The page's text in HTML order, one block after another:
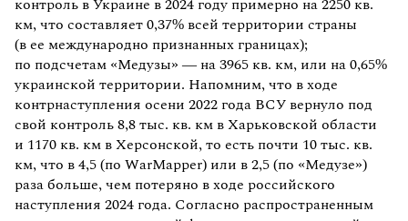
км, что составляет 0,37% всей территории страны
(в ее международно признанных границах);
по подсчетам «Медузы» — на 3965 кв. км, или на 0,65%
украинской территории. Напомним, что в ходе
контрнаступления осени 2022 года ВСУ вернуло под
свой контроль 8,8 тыс. кв. км в Харьковской области
и 1170 кв. км в Херсонской, то есть почти 10 тыс. кв.
км, что в 4,5 (по WarMapper) или в 2,5 (по «Медузе»)
раза больше, чем потеряно в ходе российского
наступления 2024 года. Согласно распространенным